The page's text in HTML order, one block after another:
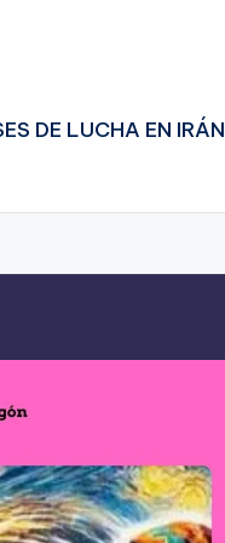
DE LUCHA EN IRÁN